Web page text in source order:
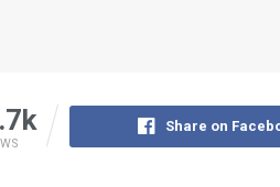
Share on